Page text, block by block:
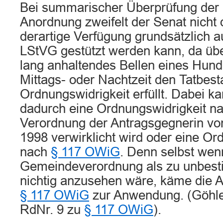
Bei summarischer Überprüfung
Anordnung zweifelt der Senat nicht
derartige Verfügung grundsätzlich
LStVG gestützt werden kann, da
lang anhaltendes Bellen eines
Mittags- oder Nachtzeit den
Ordnungswidrigkeit erfüllt. Dabei
dadurch eine Ordnungswidrigkeit
Verordnung der Antragsgegnerin
1998 verwirklicht wird oder eine
nach § 117 OWiG. Denn selbst
Gemeindeverordnung als zu
nichtig anzusehen wäre, käme die
§ 117 OWiG zur Anwendung.
RdNr. 9 zu § 117 OWiG).